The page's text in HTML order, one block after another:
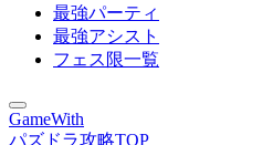
最強パーティ
最強アシスト
フェス限一覧
GameWith
パズドラ攻略TOP